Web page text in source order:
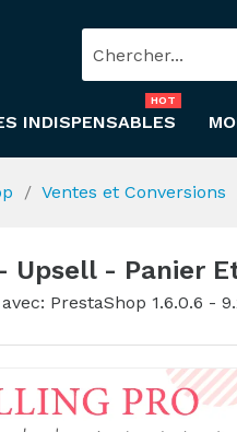
INDISPENSABLES
HOT
Ventes et Conversions
Upsell - Panier
PrestaShop 1.6.0.6 -